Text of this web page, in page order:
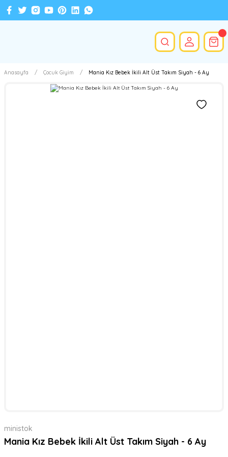
Anasayfa Çocuk Giyim Mania Kız Bebek İkili Alt Üst Takım Siyah - 6 Ay
ministok
Mania Kız Bebek İkili Alt Üst Takım Siyah - 6 Ay